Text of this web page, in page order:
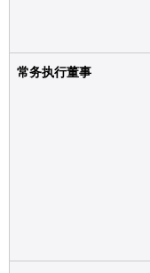
常务执行董事